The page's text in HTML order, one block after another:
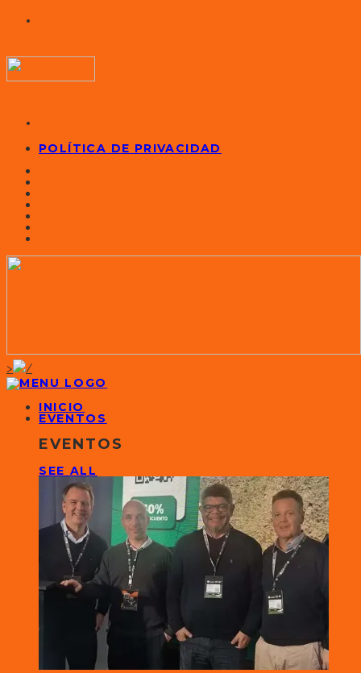
POLÍTICA DE PRIVACIDAD
>
INICIO
EVENTOS
EVENTOS
SEE ALL